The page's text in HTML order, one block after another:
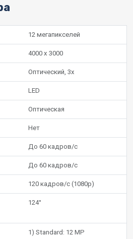
12 мегапикселей
4000 x 3000
Оптический, 3x
LED
Оптическая
Нет
До 60 кадров/c
До 60 кадров/c
120 кадров/c (1080p)
124°
1) Standard: 12 MP